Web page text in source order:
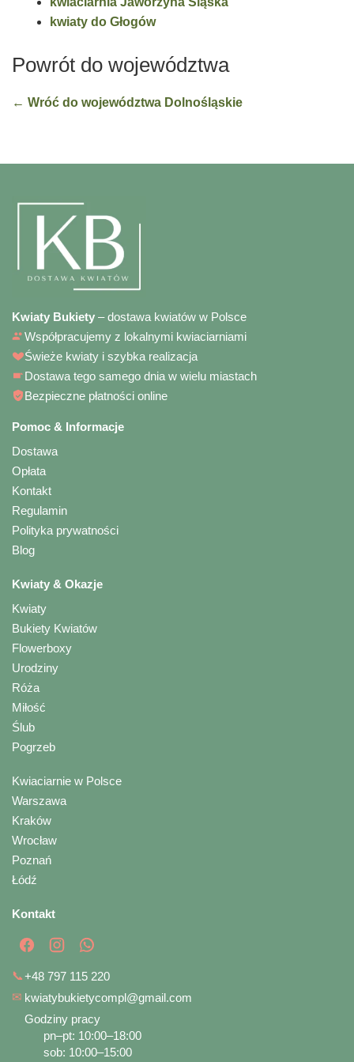
kwiaty do Głogów
Powrót do województwa
← Wróć do województwa Dolnośląskie
Kwiaty Bukiety – dostawa kwiatów w Polsce
Współpracujemy z lokalnymi kwiaciarniami
Świeże kwiaty i szybka realizacja
Dostawa tego samego dnia w wielu miastach
Bezpieczne płatności online
Pomoc & Informacje
Dostawa
Opłata
Kontakt
Regulamin
Polityka prywatności
Blog
Kwiaty & Okazje
Kwiaty
Bukiety Kwiatów
Flowerboxy
Urodziny
Róża
Miłość
Ślub
Pogrzeb
Kwiaciarnie w Polsce
Warszawa
Kraków
Wrocław
Poznań
Łódź
Kontakt
📞+48 797 115 220
✉ kwiatybukietycompl@gmail.com
Godziny pracy
pn–pt: 10:00–18:00
sob: 10:00–15:00